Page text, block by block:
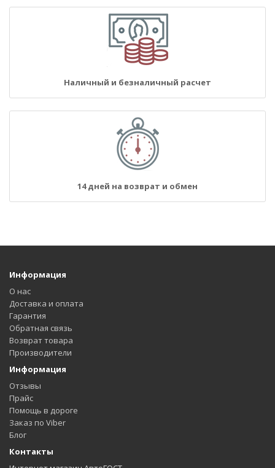
Наличный и безналичный расчет
14 дней на возврат и обмен
Информация
О нас
Доставка и оплата
Гарантия
Обратная связь
Возврат товара
Производители
Информация
Отзывы
Прайс
Помощь в дороге
Заказ по Viber
Блог
Контакты